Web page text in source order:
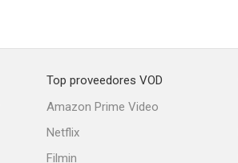
Top proveedores VOD
Amazon Prime Video
Netflix
Filmin